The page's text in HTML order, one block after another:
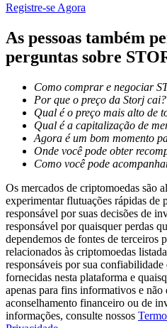
Bloqueios de BTR
Empréstimos
Serviço de empréstimo
Registre-se Agora
As pessoas também
perguntas sobre
Como comprar e negociar
Por que o preço da Storj cai?
Qual é o preço mais alto de
Qual é a capitalização de
Agora é um bom momento
Onde você pode obter
Como você pode
Os mercados de criptomoedas são
experimentar flutuações rápidas de
responsável por suas decisões de
responsável por quaisquer perdas
dependemos de fontes de terceiros
relacionados às criptomoedas
responsáveis por sua
fornecidas nesta plataforma e
apenas para fins informativos e não
aconselhamento financeiro ou de
informações, consulte nossos